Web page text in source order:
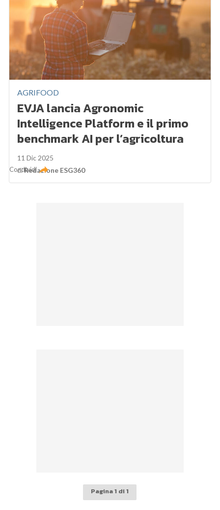
AGRIFOOD
EVJA lancia Agronomic
Intelligence Platform e il primo
benchmark AI per l’agricoltura
11 Dic 2025
diRedazione ESG360
Condividi
Pagina 1 di 1